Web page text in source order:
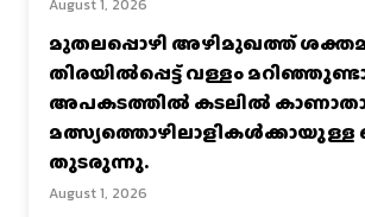
August 1, 2026
മുതലപ്പൊഴി അഴിമുഖത്ത്
തിരയിൽപ്പെട്ട് വള്ളം
അപകടത്തിൽ കടലിൽ
മത്സ്യത്തൊഴിലാളികൾക്കായുള്ള
തുടരുന്നു.
August 1, 2026